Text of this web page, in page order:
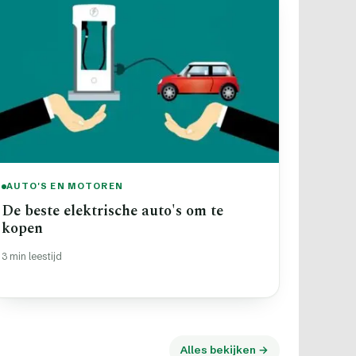
AUTO'S EN MOTOREN
De beste elektrische auto's om te
kopen
3 min leestijd
Alles bekijken →